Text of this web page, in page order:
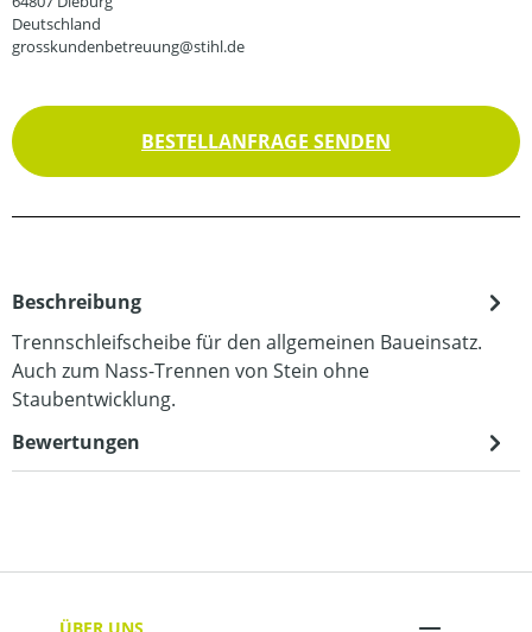
Deutschland
grosskundenbetreuung@stihl.de
BESTELLANFRAGE SENDEN
Beschreibung
Trennschleifscheibe für den allgemeinen Baueinsatz.
Auch zum Nass-Trennen von Stein ohne
Staubentwicklung.
Bewertungen